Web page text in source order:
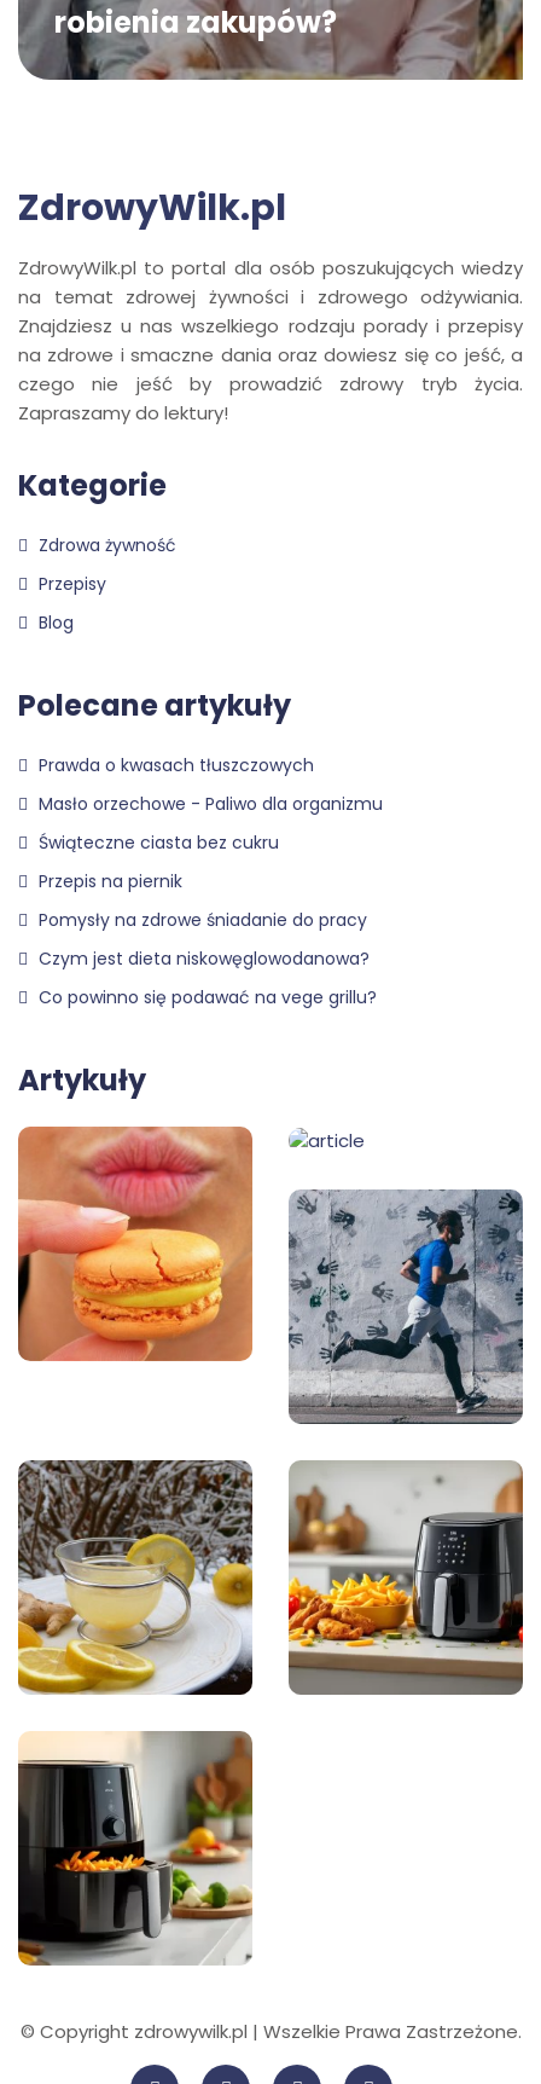
robienia zakupów?
ZdrowyWilk.pl
ZdrowyWilk.pl to portal dla osób poszukujących wiedzy
na temat zdrowej żywności i zdrowego odżywiania.
Znajdziesz u nas wszelkiego rodzaju porady i przepisy
na zdrowe i smaczne dania oraz dowiesz się co jeść, a
czego nie jeść by prowadzić zdrowy tryb życia.
Zapraszamy do lektury!
Kategorie
Zdrowa żywność
Przepisy
Blog
Polecane artykuły
Prawda o kwasach tłuszczowych
Masło orzechowe - Paliwo dla organizmu
Świąteczne ciasta bez cukru
Przepis na piernik
Pomysły na zdrowe śniadanie do pracy
Czym jest dieta niskowęglowodanowa?
Co powinno się podawać na vege grillu?
Artykuły
© Copyright zdrowywilk.pl | Wszelkie Prawa Zastrzeżone.